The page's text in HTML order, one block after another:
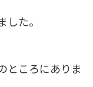
た。
ところにありま